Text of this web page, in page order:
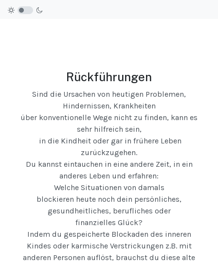
Rückführungen
Sind die Ursachen von heutigen Problemen,
Hindernissen, Krankheiten
über konventionelle Wege nicht zu finden, kann es
sehr hilfreich sein,
in die Kindheit oder gar in frühere Leben
zurückzugehen.
Du kannst eintauchen in eine andere Zeit, in ein
anderes Leben und erfahren:
Welche Situationen von damals
blockieren heute noch dein persönliches,
gesundheitliches, berufliches oder
finanzielles Glück?
Indem du gespeicherte Blockaden des inneren
Kindes oder karmische Verstrickungen z.B. mit
anderen Personen auflöst, brauchst du diese alte